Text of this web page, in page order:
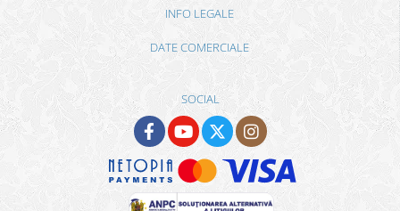
INFO LEGALE
DATE COMERCIALE
SOCIAL